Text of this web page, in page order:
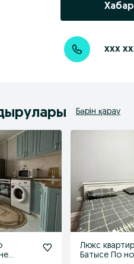
xxx
Бәрін қарау
Люкс
Батысе По